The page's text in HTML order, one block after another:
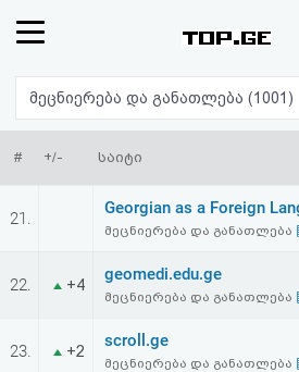
რეიტინგი
(მთავარი)
ფოსტა
პასუხი
ავტორიზაცია
მეცნიერება და განათლება (1001)
# +/- საიტი
21.
Georgian as a Foreign
მეცნიერება და განათლება
22. +4
geomedi.edu.ge
მეცნიერება და განათლება
23. +2
scroll.ge
მეცნიერება და განათლება